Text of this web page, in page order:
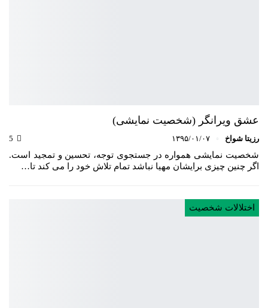
عشق ویرانگر (شخصیت نمایشی)
رزیتا شواخ ۱۳۹۵/۰۱/۰۷
شخصیت نمایشی همواره در جستجوی توجه، تحسین و تمجید است.
اگر چنین چیزی برایشان مهیا نباشد تمام تلاش خود را می کند تا…
اختلالات شخصیت